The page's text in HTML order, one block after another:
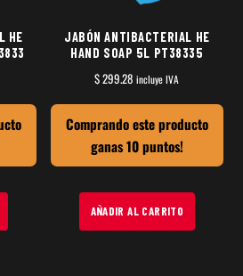
HE
JABÓN ANTIBACTERIAL HE
HAND SOAP 5L PT38335
$299.28 incluye IVA
Comprando este producto
ganas 10 puntos!
AÑADIR AL CARRITO